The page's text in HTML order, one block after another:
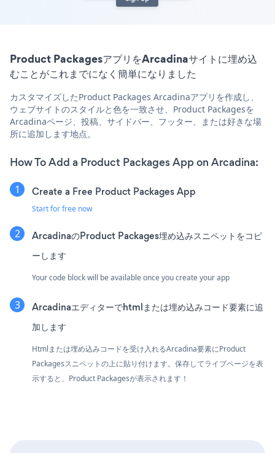
Product PackagesアプリをArcadinaサイトに埋め込
むことがこれまでになく簡単になりました
カスタマイズしたProduct Packages Arcadinaアプリを作成し、
ウェブサイトのスタイルと色を一致させ、Product Packagesを
Arcadinaページ、投稿、サイドバー、フッター、または好きな場
所に追加します地点。
How To Add a Product Packages App on Arcadina:
Create a Free Product Packages App
Start for free now
ArcadinaのProduct Packages埋め込みスニペットをコピ
ーします
Your code block will be available once you create your app
Arcadinaエディターでhtmlまたは埋め込みコード要素に追
加します
Htmlまたは埋め込みコードを受け入れるArcadina要素にProduct
Packagesスニペットの上に貼り付けます。保存してライブページを表
示すると、Product Packagesが表示されます！